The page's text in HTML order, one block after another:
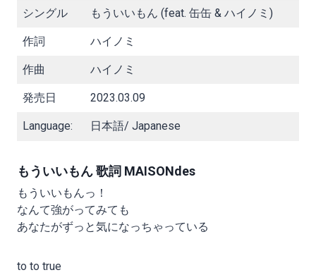
シングル もういいもん (feat. 缶缶 & ハイノミ)
作詞 ハイノミ
作曲 ハイノミ
発売日 2023.03.09
Language: 日本語/ Japanese
もういいもん 歌詞 MAISONdes
もういいもんっ！
なんて強がってみても
あなたがずっと気になっちゃっている
to to true